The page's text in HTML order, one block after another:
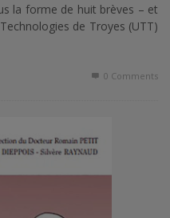
la forme de huit brèves – et
de Troyes (UTT)
0 Comments